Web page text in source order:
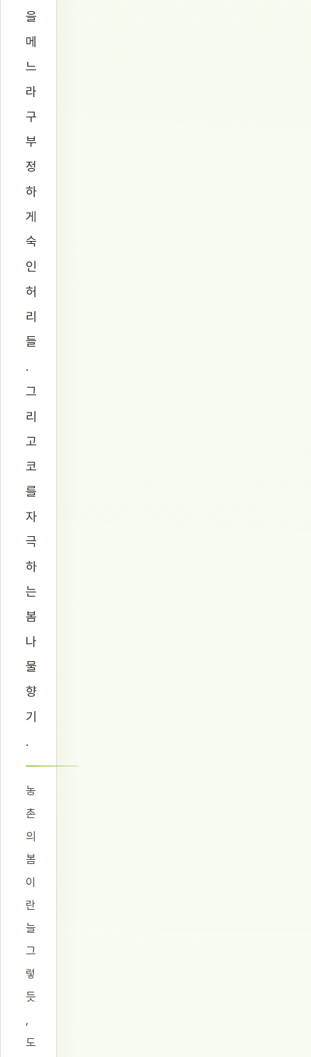
을
메
느
라
구
부
정
하
게
숙
인
허
리
들
.
그
리
고
코
를
자
극
하
는
봄
나
물
향
기
.
농
촌
의
봄
이
란
늘
그
렇
듯
,
도